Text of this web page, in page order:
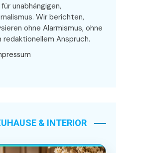
unabhängigen,
Wir berichten,
ohne Alarmismus, ohne
redaktionellem Anspruch.
& INTERIOR